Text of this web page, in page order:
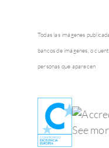
Todas las imágenes
bancos de imágenes, o
personas que aparecen